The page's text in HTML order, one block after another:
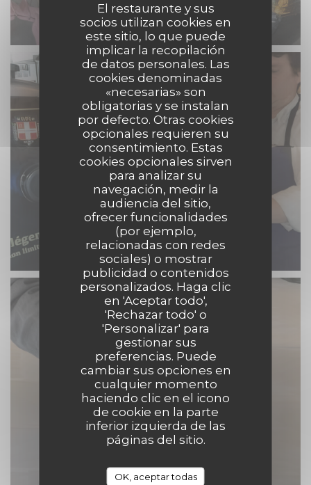
El restaurante y sus
socios utilizan cookies en
este sitio, lo que puede
implicar la recopilación
de datos personales. Las
cookies denominadas
«necesarias» son
obligatorias y se instalan
por defecto. Otras cookies
opcionales requieren su
consentimiento. Estas
cookies opcionales sirven
para analizar su
navegación, medir la
audiencia del sitio,
ofrecer funcionalidades
(por ejemplo,
relacionadas con redes
sociales) o mostrar
publicidad o contenidos
personalizados. Haga clic
en 'Aceptar todo',
'Rechazar todo' o
'Personalizar' para
gestionar sus
preferencias. Puede
cambiar sus opciones en
cualquier momento
haciendo clic en el icono
de cookie en la parte
inferior izquierda de las
páginas del sitio.
OK, aceptar todas